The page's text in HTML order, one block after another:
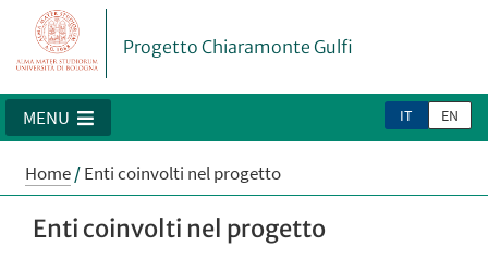
Progetto Chiaramonte Gulfi
IT EN
MENU
Home/Enti coinvolti nel progetto
Enti coinvolti nel progetto